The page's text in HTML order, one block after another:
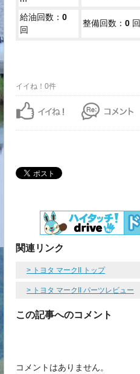
給油回数： 0
回
整備回数： 0 回
イイね！0件
関連リンク
> トヨタ マークII トップ
> トヨタ マークII パーツレビュー
この記事へのコメント
コメントはありません。